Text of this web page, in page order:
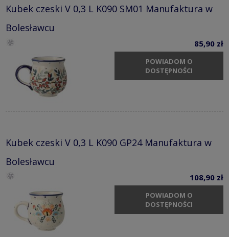
Kubek czeski V 0,3 L K090 SM01 Manufaktura w
Bolesławcu
85,90 zł
POWIADOM O
DOSTĘPNOŚCI
Kubek czeski V 0,3 L K090 GP24 Manufaktura w
Bolesławcu
108,90 zł
POWIADOM O
DOSTĘPNOŚCI